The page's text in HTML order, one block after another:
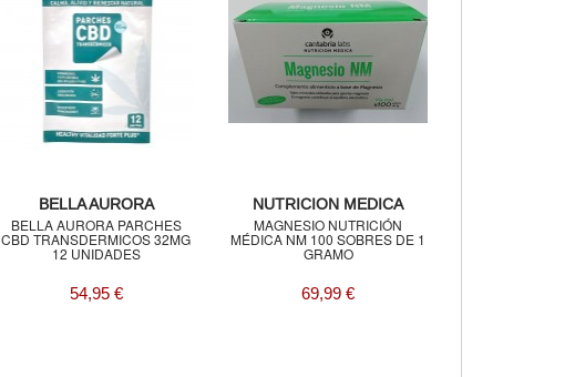
BELLA AURORA
BELLA AURORA PARCHES
CBD TRANSDERMICOS 32MG
12 UNIDADES
54,95 €
NUTRICION MEDICA
MAGNESIO NUTRICIÓN
MÉDICA NM 100 SOBRES DE 1
GRAMO
69,99 €